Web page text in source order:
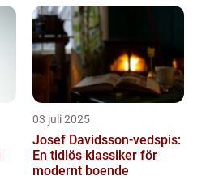
03 juli 2025
Josef Davidsson-vedspis:
En tidlös klassiker för
modernt boende